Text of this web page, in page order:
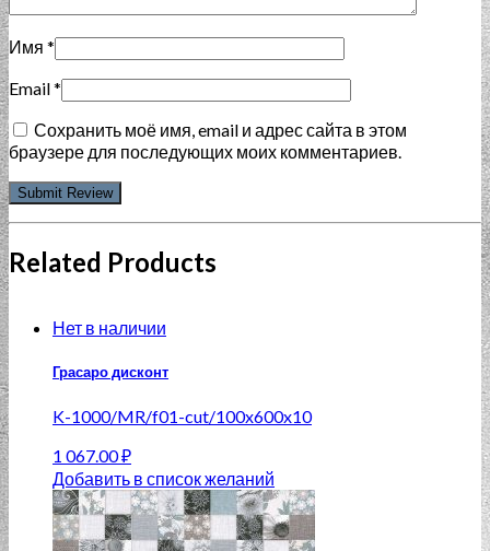
Имя *
Email*
Сохранить моё имя, email и адрес сайта в этом
браузере для последующих моих комментариев.
Related Products
Нет в наличии
Грасаро дисконт
K-1000/MR/f01-cut/100x600x10
1 067.00₽
Добавить в список желаний